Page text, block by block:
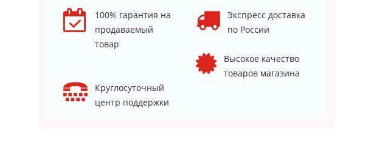
100% гарантия на
продаваемый
товар
Экспресс доставка
по России
Высокое качество
товаров магазина
Круглосуточный
центр поддержки